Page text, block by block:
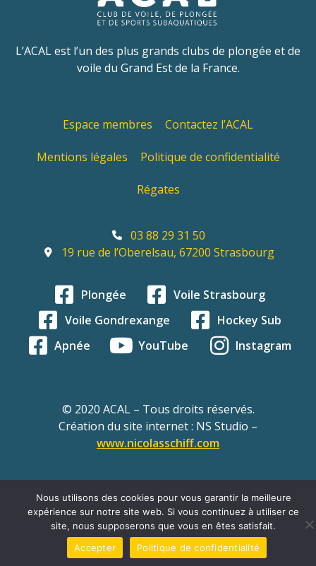
L’ACAL est l’un des plus grands clubs de plongée et de
voile du Grand Est de la France.
Espace membres Contactez l’ACAL
Mentions légales Politique de confidentialité
Régates
03 88 29 31 50
19 rue de l’Oberelsau, 67200 Strasbourg
Plongée
Voile Strasbourg
Voile Gondrexange
Hockey Sub
Apnée
YouTube Instagram
© 2020 ACAL – Tous droits réservés.
Création du site internet : NS Studio –
www.nicolasschiff.com
Nous utilisons des cookies pour vous garantir la meilleure
expérience sur notre site web. Si vous continuez à utiliser ce
site, nous supposerons que vous en êtes satisfait.
Accepter
Politique de confidentialité